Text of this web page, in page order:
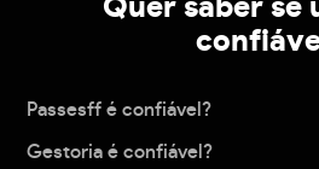
Quer saber se
Passesff é confiável?
Gestoria é confiável?